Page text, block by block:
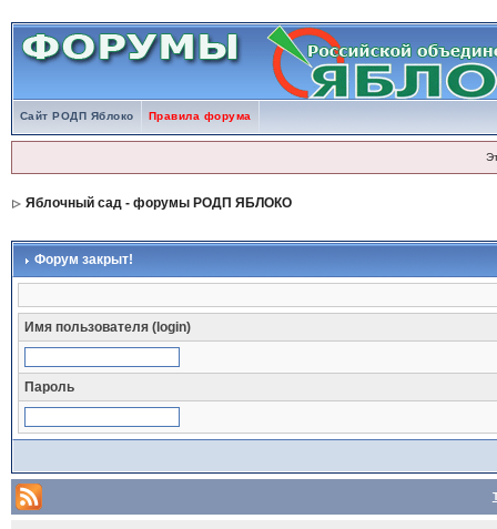
Сайт РОДП Яблоко Правила форума
Яблочный сад - форумы РОДП ЯБЛОКО
Форум закрыт!
Имя пользователя (login)
Пароль